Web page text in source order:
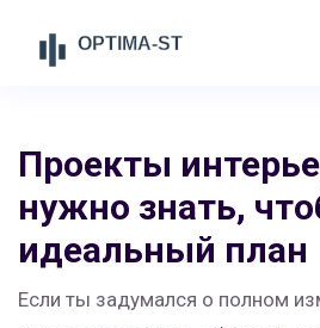
Проекты
нужно знать,
идеальный план
Если ты задумался о полном